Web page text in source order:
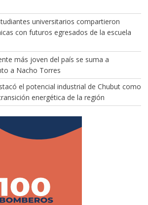
universitarios compartieron
con futuros egresados de la escuela
más joven del país se suma a
a Nacho Torres
el potencial industrial de Chubut como
energética de la región